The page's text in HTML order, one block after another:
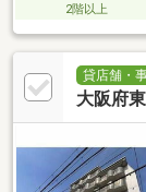
2階以上
貸店舗・
大阪府